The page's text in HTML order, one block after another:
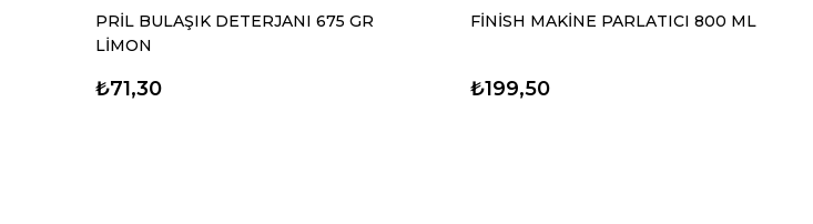
PRİL BULAŞIK DETERJANI 675 GR
LİMON
₺71,30
FİNİSH MAKİNE PARLATICI 800 ML
₺199,50